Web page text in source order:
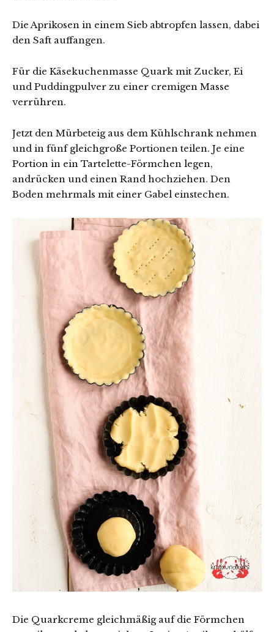
Die Aprikosen in einem Sieb abtropfen lassen, dabei
den Saft auffangen.
Für die Käsekuchenmasse Quark mit Zucker, Ei
und Puddingpulver zu einer cremigen Masse
verrühren.
Jetzt den Mürbeteig aus dem Kühlschrank nehmen
und in fünf gleichgroße Portionen teilen. Je eine
Portion in ein Tartelette-Förmchen legen,
andrücken und einen Rand hochziehen. Den
Boden mehrmals mit einer Gabel einstechen.
Die Quarkcreme gleichmäßig auf die Förmchen